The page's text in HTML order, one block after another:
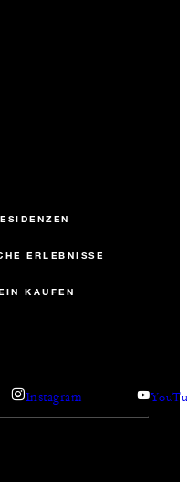
ERLEBNISSE
KAUFEN
Instagram